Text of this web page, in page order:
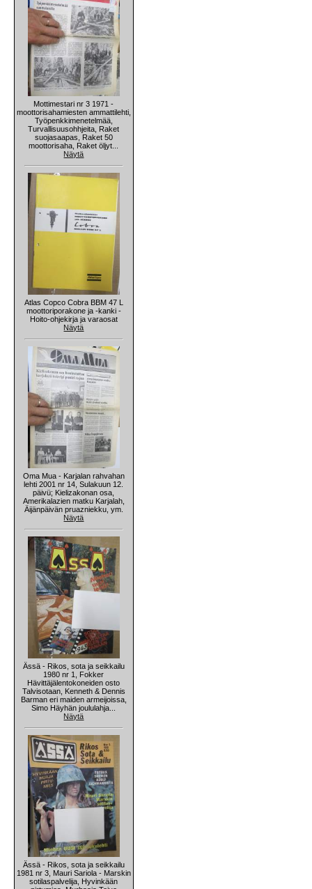
Mottimestari nr 3 1971 -
moottorisahamiesten ammattilehti,
Työpenkkimenetelmää,
Turvallisuusohhjeita, Raket
suojasaapas, Raket 50
moottorisaha, Raket öljyt...
Näytä
Atlas Copco Cobra BBM 47 L
moottoriporakone ja -kanki -
Hoito-ohjekirja ja varaosat
Näytä
Oma Mua - Karjalan rahvahan
lehti 2001 nr 14, Sulakuun 12.
päivü; Kielizakonan osa,
Amerikalazien matku Karjalah,
Äijänpäivän pruazniekku, ym.
Näytä
Ässä - Rikos, sota ja seikkailu
1980 nr 1, Fokker
Hävittäjälentokoneiden osto
Talvisotaan, Kenneth & Dennis
Barman eri maiden armeijoissa,
Simo Häyhän joululahja...
Näytä
Ässä - Rikos, sota ja seikkailu
1981 nr 3, Mauri Sariola - Marskin
sotilaspalvelija, Hyvinkään